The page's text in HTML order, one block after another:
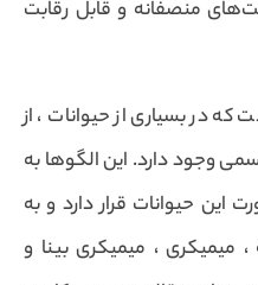
منصفانه و قابل رقابت
در بسیاری از حیوانات ، از
وجود دارد. این الگوها به
حیوانات قرار دارد و به
میمیکری ، میمیکری بینا و